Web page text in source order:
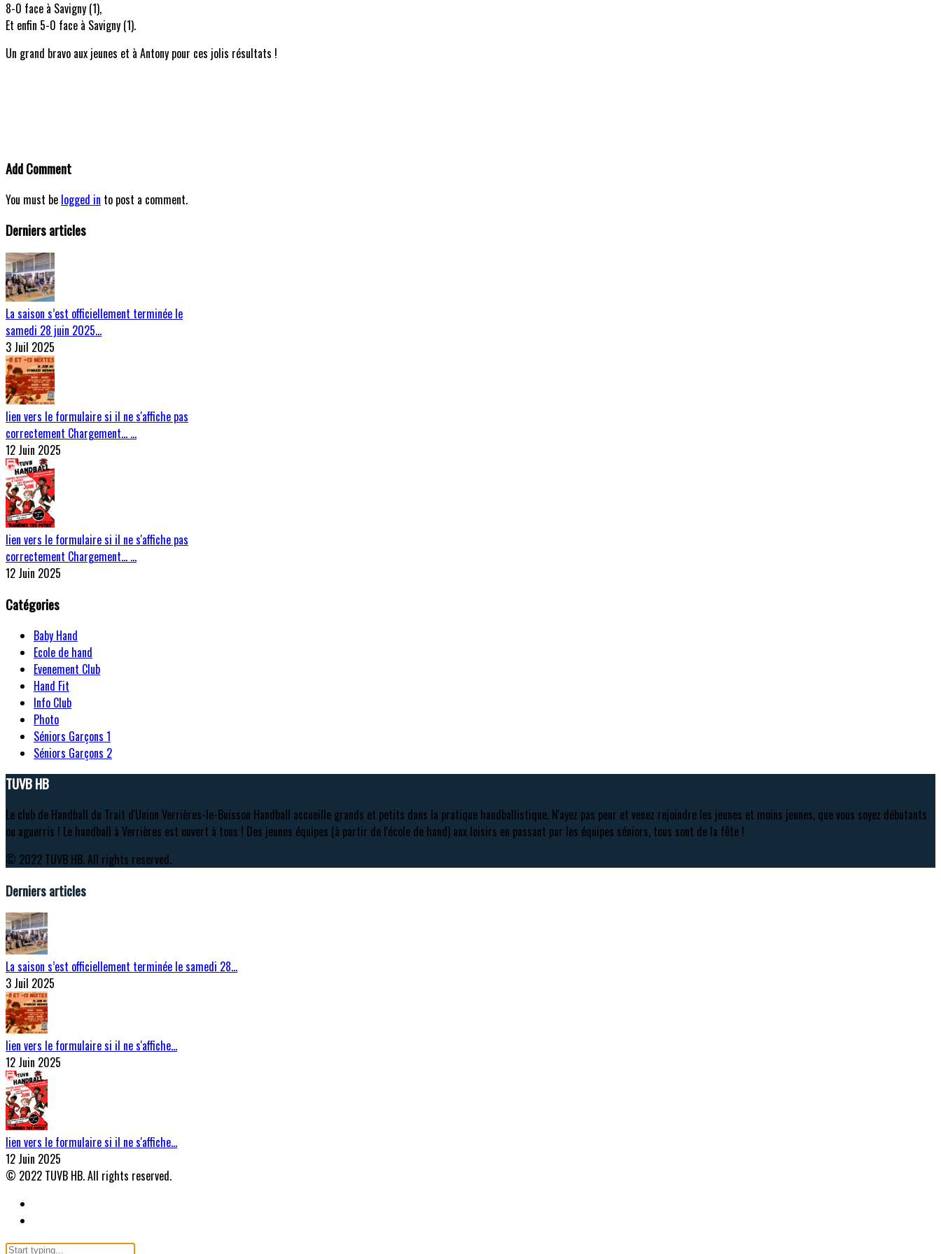
8-0 face à Savigny (1),
Et enfin 5-0 face à Savigny (1).
Un grand bravo aux jeunes et à Antony pour ces jolis résultats !
Add Comment
You must be logged in to post a comment.
Derniers articles
La saison s’est officiellement terminée le
samedi 28 juin 2025…
3 Juil 2025
lien vers le formulaire si il ne s'affiche pas
correctement Chargement… …
12 Juin 2025
lien vers le formulaire si il ne s'affiche pas
correctement Chargement… …
12 Juin 2025
Catégories
Baby Hand
Ecole de hand
Evenement Club
Hand Fit
Info Club
Photo
Séniors Garçons 1
Séniors Garçons 2
TUVB HB
Le club de Handball du Trait d'Union Verrières-le-Buisson Handball accueille grands et petits dans la pratique handballistique. N'ayez pas peur et venez rejoindre les jeunes et moins jeunes, que vous soyez débutants
ou aguerris ! Le handball à Verrières est ouvert à tous ! Des jeunes équipes (à partir de l'école de hand) aux loisirs en passant par les équipes séniors, tous sont de la fête !
© 2022 TUVB HB. All rights reserved.
Derniers articles
La saison s’est officiellement terminée le samedi 28…
3 Juil 2025
lien vers le formulaire si il ne s'affiche…
12 Juin 2025
lien vers le formulaire si il ne s'affiche…
12 Juin 2025
© 2022 TUVB HB. All rights reserved.